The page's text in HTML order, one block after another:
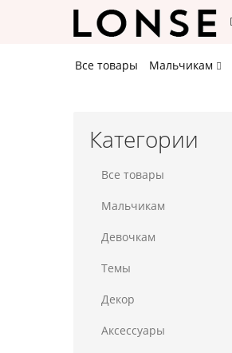
Все товары Мальчикам
Категории
Все товары
Мальчикам
Девочкам
Темы
Декор
Аксессуары